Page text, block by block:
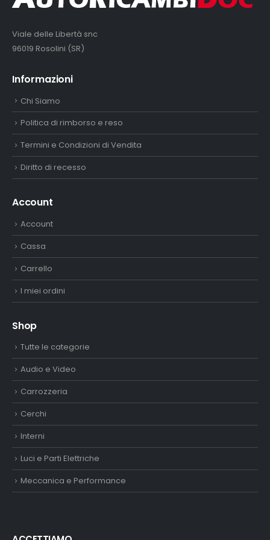
Viale delle Libertà snc
96019 Rosolini (SR)
Informazioni
Chi Siamo
Politica di rimborso e reso
Termini e Condizioni di Vendita
Diritto di recesso
Account
Account
Cassa
Carrello
I miei ordini
Shop
Tutte le categorie
Audio e Video
Carrozzeria
Cerchi
Interni
Luci e Parti Elettriche
Meccanica e Performance